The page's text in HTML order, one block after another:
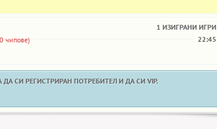
1 ИЗИГРАНИ ИГРИ
чипове) 22:45
СИ РЕГИСТРИРАН ПОТРЕБИТЕЛ И ДА СИ VIP.